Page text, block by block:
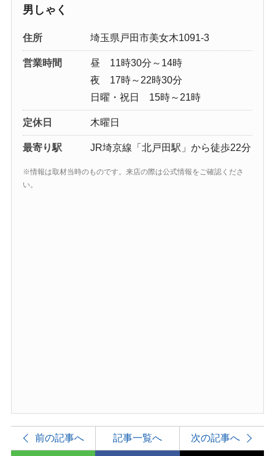
男しゃく
住所 埼玉県戸田市美女木1091-3
営業時間
昼 11時30分～14時
夜 17時～22時30分
日曜・祝日 15時～21時
定休日 木曜日
最寄り駅 JR埼京線「北戸田駅」から徒歩22分
※情報は取材当時のものです。来店の際は公式情報をご確認くださ
い。
前の記事へ 記事一覧へ 次の記事へ